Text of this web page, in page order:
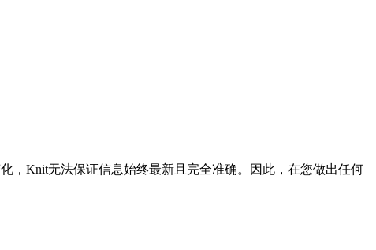
，Knit无法保证信息始终最新且完全准确。因此，在您做出任何